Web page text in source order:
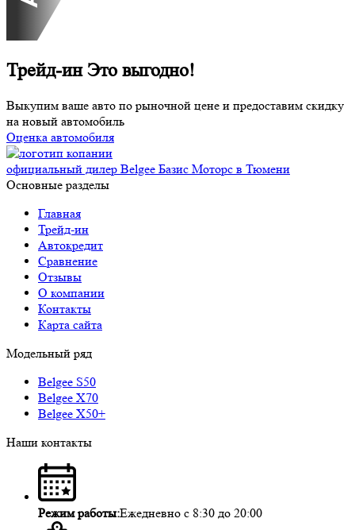
Трейд-инЭто выгодно!
Выкупим ваше авто по рыночной цене и предоставим скидку
на новый автомобиль
Оценка автомобиля
официальный дилер Belgee Базис Моторс в Тюмени
Основные разделы
Главная
Трейд-ин
Автокредит
Сравнение
Отзывы
О компании
Контакты
Карта сайта
Модельный ряд
Belgee S50
Belgee X70
Belgee X50+
Наши контакты
Режим работы:Ежедневно с 8:30 до 20:00